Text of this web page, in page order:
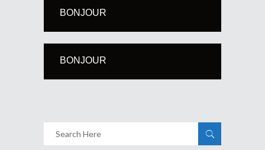
BONJOUR
BONJOUR